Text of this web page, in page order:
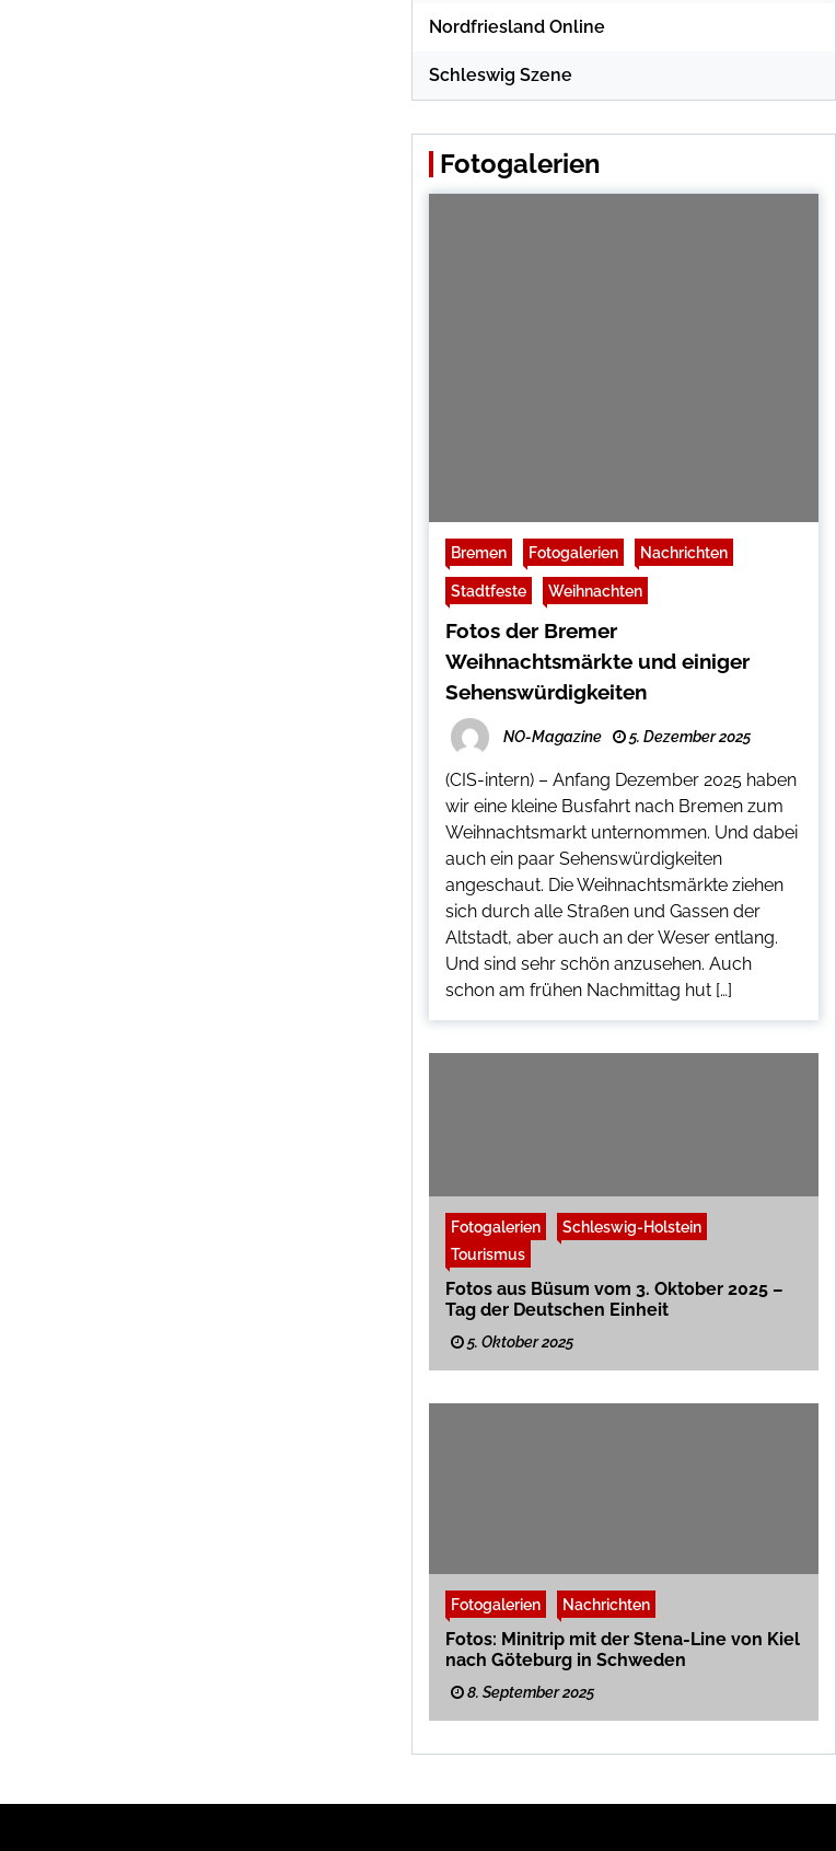
Nordfriesland Online
Schleswig Szene
Fotogalerien
Bremen Fotogalerien Nachrichten
Stadtfeste Weihnachten
Fotos der Bremer
Weihnachtsmärkte und einiger
Sehenswürdigkeiten
NO-Magazine 5. Dezember 2025
(CIS-intern) – Anfang Dezember 2025 haben
wir eine kleine Busfahrt nach Bremen zum
Weihnachtsmarkt unternommen. Und dabei
auch ein paar Sehenswürdigkeiten
angeschaut. Die Weihnachtsmärkte ziehen
sich durch alle Straßen und Gassen der
Altstadt, aber auch an der Weser entlang.
Und sind sehr schön anzusehen. Auch
schon am frühen Nachmittag hut […]
Fotogalerien
Schleswig-Holstein
Tourismus
Fotos aus Büsum vom 3. Oktober 2025 –
Tag der Deutschen Einheit
5. Oktober 2025
Fotogalerien Nachrichten
Fotos: Minitrip mit der Stena-Line von Kiel
nach Göteburg in Schweden
8. September 2025